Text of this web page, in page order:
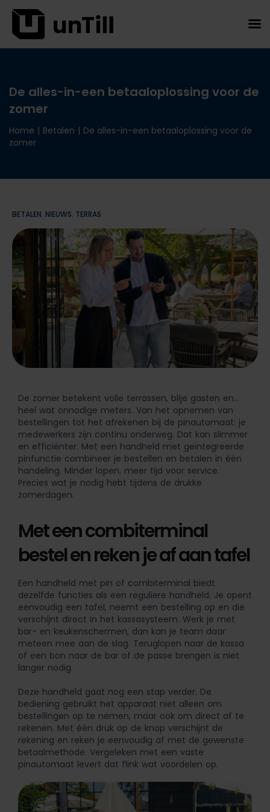
De alles-in-een betaaloplossing voor de
zomer
Home | Betalen | De alles-in-een betaaloplossing voor de
zomer
BETALEN NIEUWS TERRAS
De zomer betekent volle terrassen, blije gasten en…
heel wat onnodige meters. Van het opnemen van
bestellingen tot het afrekenen bij de pinautomaat: je
medewerkers zijn continu onderweg. Dat kan slimmer
en efficiënter. Met een handheld met geïntegreerde
pinfunctie combineer je bestellen en betalen in één
handeling. Minder lopen, meer tijd voor service.
Precies wat je nodig hebt tijdens de drukke
zomerdagen.
Met een combiterminal
bestel en reken je af aan tafel
Een handheld met pin of combiterminal biedt
dezelfde functies als een reguliere handheld. Je opent
eenvoudig een tafel, neemt een bestelling op en die
verschijnt direct in het kassasysteem. Werk je met
bar- en keukenschermen, dan kan je team daar
meteen mee aan de slag. Teruglopen naar de kassa
of een bon naar de bar of de passe brengen is niet
langer nodig.
Deze handheld gaat nog een stap verder. De
bediening gebruikt het apparaat niet alleen om
bestellingen op te nemen, maar ook om direct af te
rekenen. Met één druk op de knop verschijnt de
rekening en reken je eenvoudig af met de gewenste
betaalmethode. Vergeleken met een vaste
pinautomaat levert dat flink wat voordelen op.